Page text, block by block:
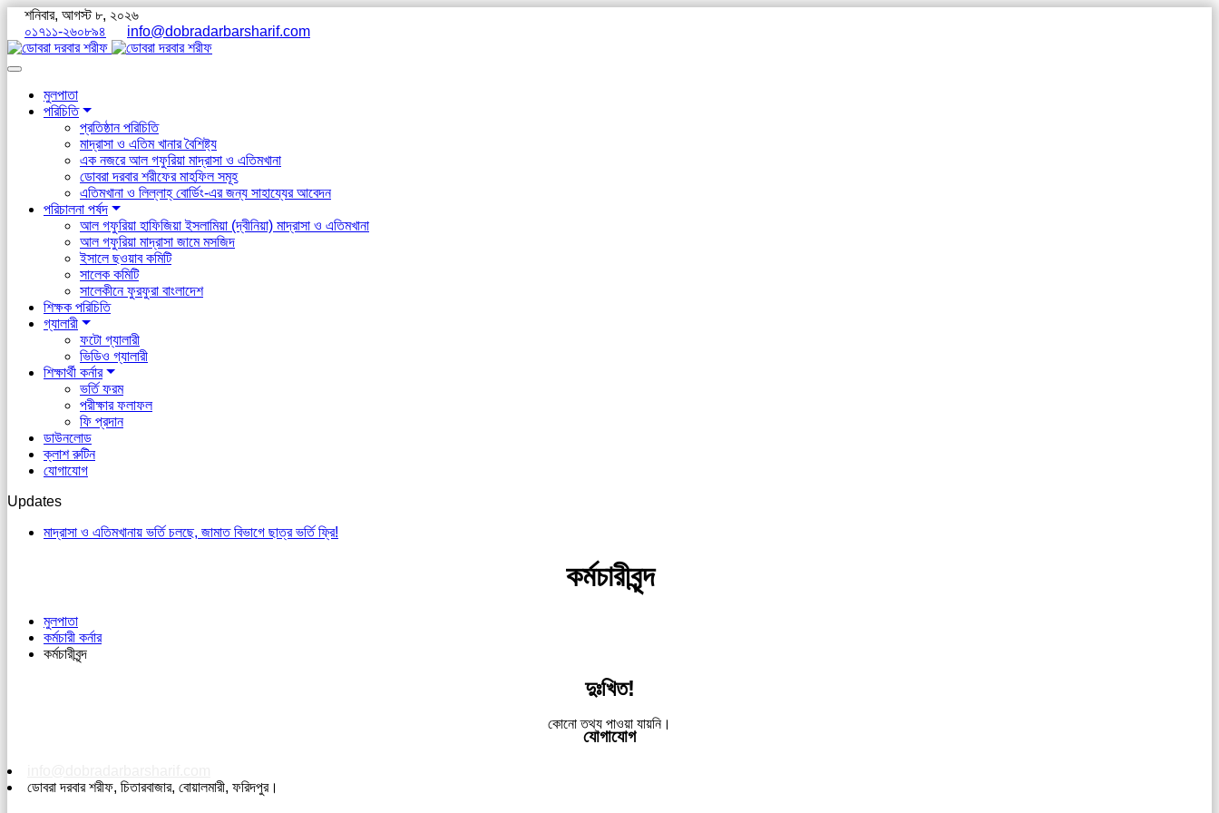
শনিবার, আগস্ট ৮, ২০২৬
০১৭১১-২৬০৮৯৪
info@dobradarbarsharif.com
মুলপাতা
পরিচিতি
প্রতিষ্ঠান পরিচিতি
মাদ্রাসা ও এতিম খানার বৈশিষ্ট্য
এক নজরে আল গফুরিয়া মাদ্রাসা ও এতিমখানা
ডোবরা দরবার শরীফের মাহফিল সমূহ
এতিমখানা ও লিল্লাহ্ বোর্ডিং-এর জন্য সাহায্যের আবেদন
পরিচালনা পর্ষদ
আল গফুরিয়া হাফিজিয়া ইসলামিয়া (দ্বীনিয়া) মাদ্রাসা ও এতিমখানা
আল গফুরিয়া মাদ্রাসা জামে মসজিদ
ইসালে ছওয়াব কমিটি
সালেক কমিটি
সালেকীনে ফুরফুরা বাংলাদেশ
শিক্ষক পরিচিতি
গ্যালারী
ফটো গ্যালারী
ভিডিও গ্যালারী
শিক্ষার্থী কর্নার
ভর্তি ফরম
পরীক্ষার ফলাফল
ফি প্রদান
ডাউনলোড
ক্লাশ রুটিন
যোগাযোগ
Updates
মাদ্রাসা ও এতিমখানায় ভর্তি চলছে, জামাত বিভাগে ছাত্র ভর্তি ফ্রি!
কর্মচারীবৃন্দ
মুলপাতা
কর্মচারী কর্নার
কর্মচারীবৃন্দ
দুঃখিত!
কোনো তথ্য পাওয়া যায়নি।
যোগাযোগ
ডোবরা দরবার শরীফ, চিতারবাজার, বোয়ালমারী, ফরিদপুর।